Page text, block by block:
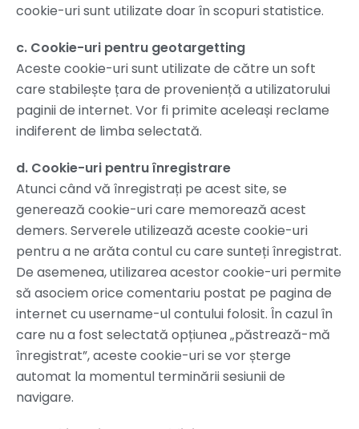
cookie-uri sunt utilizate doar în scopuri statistice.
c. Cookie-uri pentru geotargetting
Aceste cookie-uri sunt utilizate de către un soft
care stabilește țara de proveniență a utilizatorului
paginii de internet. Vor fi primite aceleași reclame
indiferent de limba selectată.
d. Cookie-uri pentru înregistrare
Atunci când vă înregistrați pe acest site, se
generează cookie-uri care memorează acest
demers. Serverele utilizează aceste cookie-uri
pentru a ne arăta contul cu care sunteți înregistrat.
De asemenea, utilizarea acestor cookie-uri permite
să asociem orice comentariu postat pe pagina de
internet cu username-ul contului folosit. În cazul în
care nu a fost selectată opțiunea „păstrează-mă
înregistrat”, aceste cookie-uri se vor șterge
automat la momentul terminării sesiunii de
navigare.